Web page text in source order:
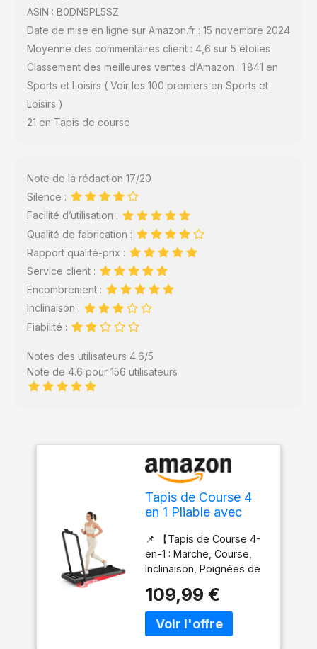
ASIN : B0DN5PL5SZ
Date de mise en ligne sur Amazon.fr : 15 novembre 2024
Moyenne des commentaires client : 4,6 sur 5 étoiles
Classement des meilleures ventes d’Amazon : 1 841 en
Sports et Loisirs ( Voir les 100 premiers en Sports et
Loisirs )
21 en Tapis de course
Note de la rédaction 17/20
Silence :
Facilité d’utilisation :
Qualité de fabrication :
Rapport qualité-prix :
Service client :
Encombrement :
Inclinaison :
Fiabilité :
Notes des utilisateurs 4.6/5
Note de 4.6 pour 156 utilisateurs
Tapis de Course 4
en 1 Pliable avec
Marche Électrique
10 km/h, Moteur
3,0 CV, Système
d’Amorti Avancé,
Écran LCD, Cadre
Renforcé, 140 kg
Max – pour Maison
& Bureau (noir
📌 【Tapis de Course 4-
en-1 : Marche, Course,
Inclinaison, Poignées de
pliable polyvalent
combine 4 modes :
marche (1–6 km/h),
109,99 €